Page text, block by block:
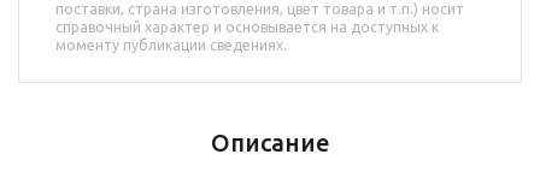
поставки, страна изготовления, цвет товара и т.п.) носит
справочный характер и основывается на доступных к
моменту публикации сведениях.
Описание